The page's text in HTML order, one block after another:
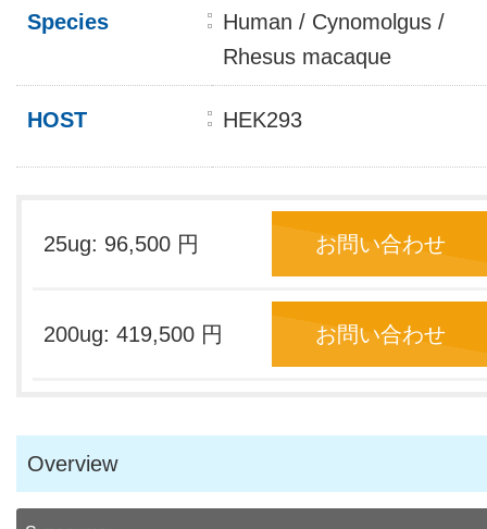
Species
Human / Cynomolgus /
Rhesus macaque
HOST HEK293
25ug: 96,500 円 お問い合わせ
200ug: 419,500 円 お問い合わせ
Overview